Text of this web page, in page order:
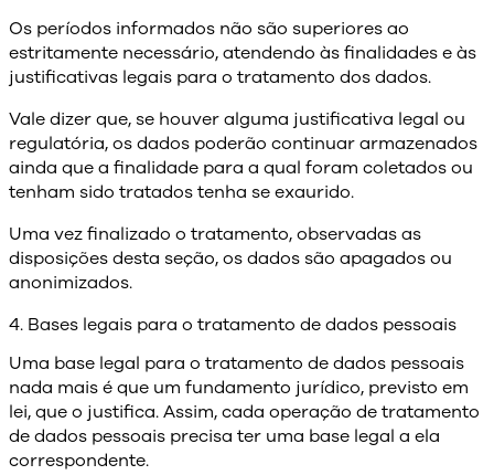
Os períodos informados não são superiores ao
estritamente necessário, atendendo às finalidades e às
justificativas legais para o tratamento dos dados.
Vale dizer que, se houver alguma justificativa legal ou
regulatória, os dados poderão continuar armazenados
ainda que a finalidade para a qual foram coletados ou
tenham sido tratados tenha se exaurido.
Uma vez finalizado o tratamento, observadas as
disposições desta seção, os dados são apagados ou
anonimizados.
4. Bases legais para o tratamento de dados pessoais
Uma base legal para o tratamento de dados pessoais
nada mais é que um fundamento jurídico, previsto em
lei, que o justifica. Assim, cada operação de tratamento
de dados pessoais precisa ter uma base legal a ela
correspondente.